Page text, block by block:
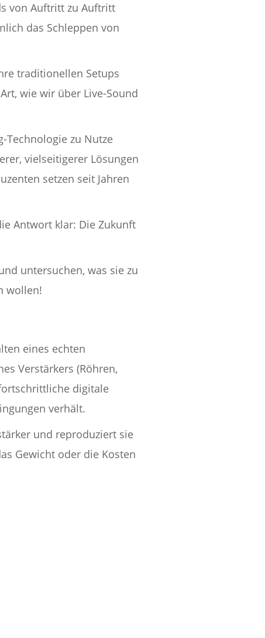
von Auftritt zu Auftritt
das Schleppen von
traditionellen Setups
wie wir über Live-Sound
Technologie zu Nutze
vielseitigerer Lösungen
setzen seit Jahren
Antwort klar: Die Zukunft
untersuchen, was sie zu
wollen!
eines echten
Verstärkers (Röhren,
digitale
verhält.
und reproduziert sie
Gewicht oder die Kosten